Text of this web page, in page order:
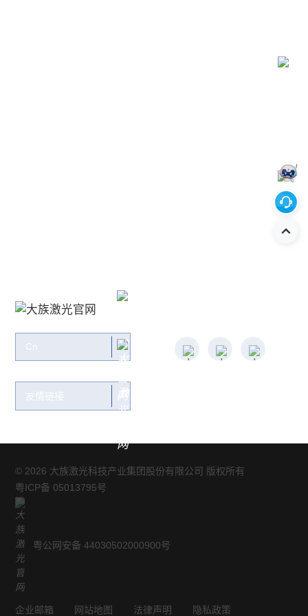
Cn
友情链接
© 2026 大族激光科技产业集团股份有限公司 版权所有
粤ICP备 05013795号
粤公网安备 44030502000900号
企业邮箱 网站地图 法律声明 隐私政策